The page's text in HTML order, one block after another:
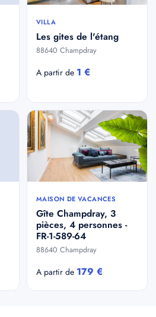
VILLA
Les gites de l'étang
88640 Champdray
A partir de 1 €
MAISON DE VACANCES
Gîte Champdray, 3
pièces, 4 personnes -
FR-1-589-64
88640 Champdray
A partir de 179 €